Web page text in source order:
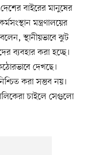
বাইরের মানুষের
মন্ত্রণালয়ের
স্থানীয়ভাবে ঝুট
ব্যবহার করা হচ্ছে।
দেখছে।
করা সম্ভব নয়।
চাইলে সেগুলো